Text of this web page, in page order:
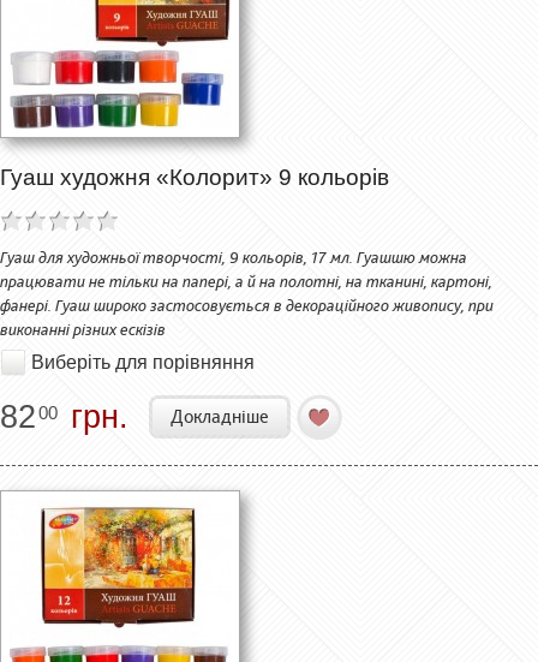
Гуаш художня «Колорит» 9 кольорів
Гуаш для художньої творчості, 9 кольорів, 17 мл. Гуашшю можна
працювати не тільки на папері, а й на полотні, на тканині, картоні,
фанері. Гуаш широко застосовується в декораційного живопису, при
виконанні різних ескізів
Виберіть для порівняння
8200 грн. Докладніше